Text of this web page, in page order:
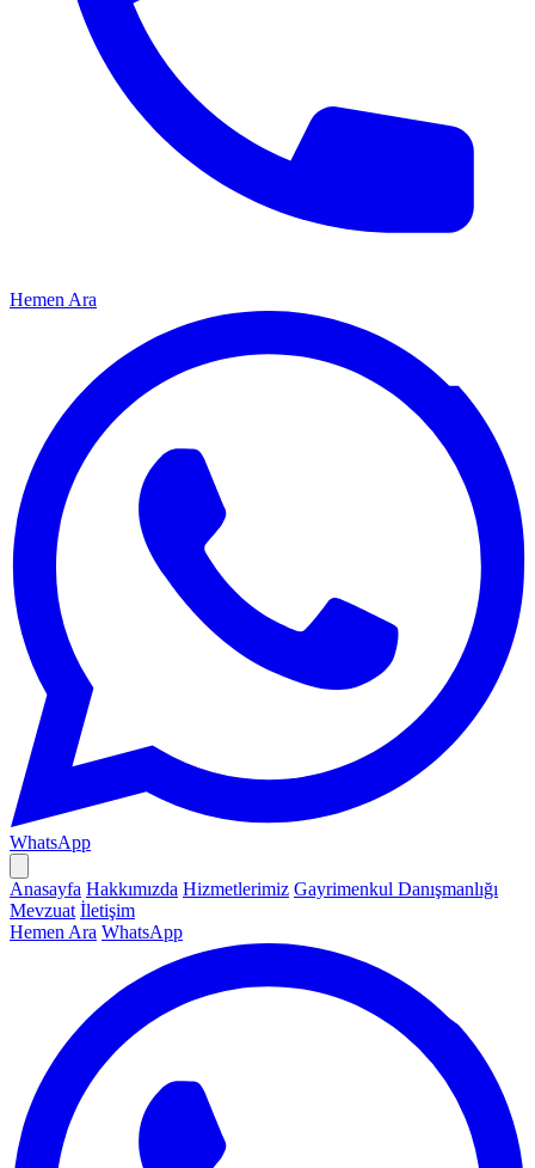
Hemen Ara
WhatsApp
Anasayfa Hakkımızda Hizmetlerimiz Gayrimenkul Danışmanlığı
Mevzuat İletişim
Hemen Ara WhatsApp